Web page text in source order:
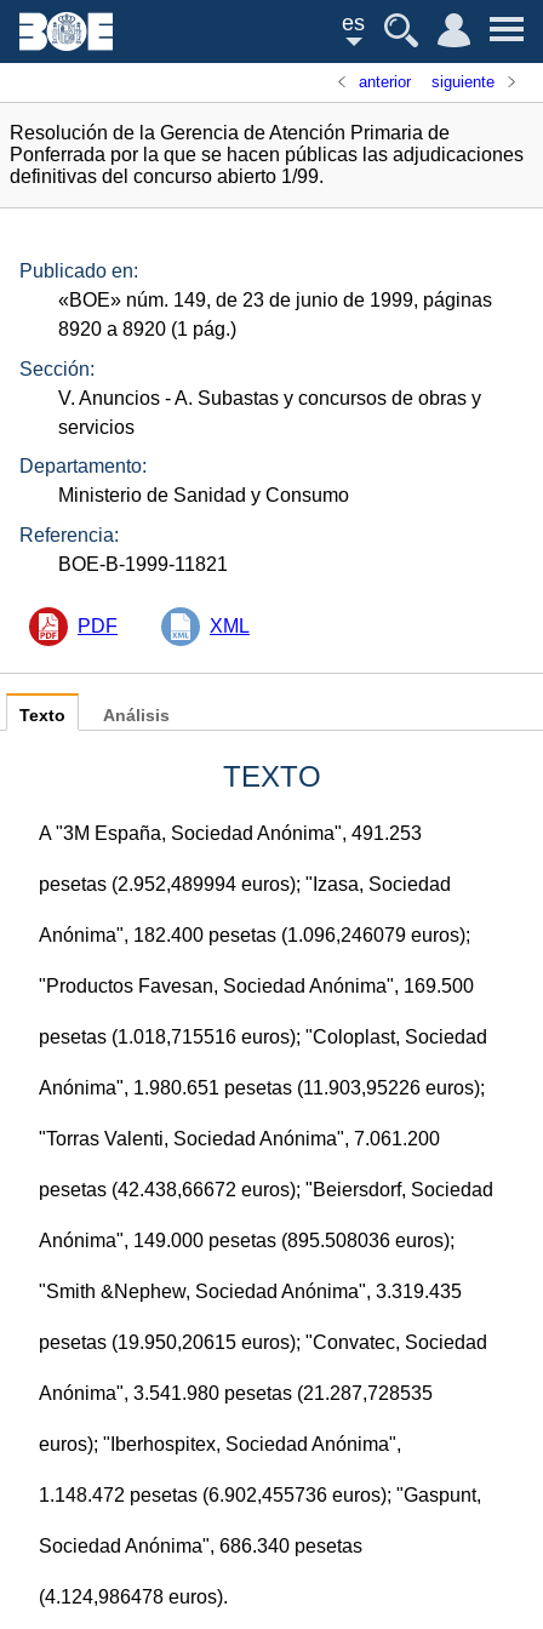
es
anterior siguiente
Resolución de la Gerencia de Atención Primaria de
Ponferrada por la que se hacen públicas las adjudicaciones
definitivas del concurso abierto 1/99.
Publicado en:
«BOE» núm. 149, de 23 de junio de 1999, páginas
8920 a 8920 (1 pág.)
Sección:
V. Anuncios - A. Subastas y concursos de obras y
servicios
Departamento:
Ministerio de Sanidad y Consumo
Referencia:
BOE-B-1999-11821
PDF XML
Texto
TEXTO
A "3M España, Sociedad Anónima", 491.253
pesetas (2.952,489994 euros); "Izasa, Sociedad
Anónima", 182.400 pesetas (1.096,246079 euros);
"Productos Favesan, Sociedad Anónima", 169.500
pesetas (1.018,715516 euros); "Coloplast, Sociedad
Anónima", 1.980.651 pesetas (11.903,95226 euros);
"Torras Valenti, Sociedad Anónima", 7.061.200
pesetas (42.438,66672 euros); "Beiersdorf, Sociedad
Anónima", 149.000 pesetas (895.508036 euros);
"Smith &Nephew, Sociedad Anónima", 3.319.435
pesetas (19.950,20615 euros); "Convatec, Sociedad
Anónima", 3.541.980 pesetas (21.287,728535
euros); "Iberhospitex, Sociedad Anónima",
1.148.472 pesetas (6.902,455736 euros); "Gaspunt,
Sociedad Anónima", 686.340 pesetas
(4.124,986478 euros).
Análisis